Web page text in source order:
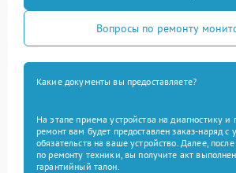
Вопросы по ремонту
Какие документы вы предоставляете?
На этапе приема устройства на диагностику
ремонт вам будет предоставлен заказ-наряд с
обязательств на ваше устройство. Далее,
по ремонту техники, вы получите акт
гарантийный талон.